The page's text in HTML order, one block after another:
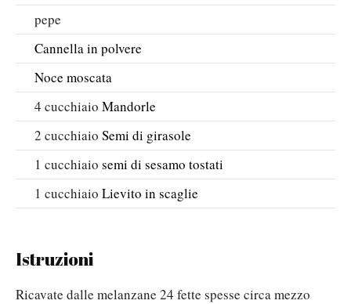
pepe
Cannella in polvere
Noce moscata
4 cucchiaio Mandorle
2 cucchiaio Semi di girasole
1 cucchiaio semi di sesamo tostati
1 cucchiaio Lievito in scaglie
Istruzioni
Ricavate dalle melanzane 24 fette spesse circa mezzo